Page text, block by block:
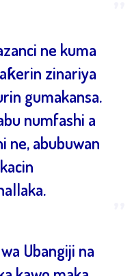
ne kuma
zinariya
gumakansa.
numfashi a
ne, abubuwan
Ubangiji na